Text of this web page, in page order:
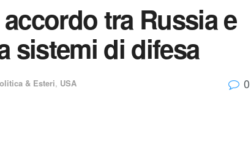
tra Russia e
sistemi di difesa
& Esteri, USA 0